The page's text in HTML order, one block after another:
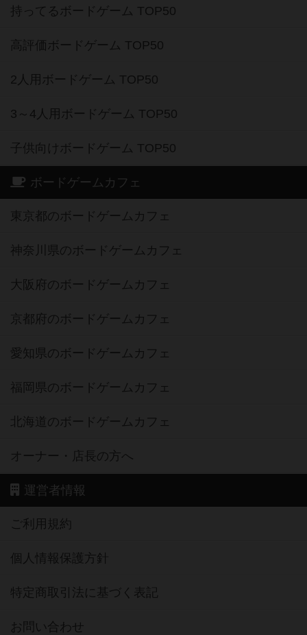
持ってるボードゲーム TOP50
高評価ボードゲーム TOP50
2人用ボードゲーム TOP50
3～4人用ボードゲーム TOP50
子供向けボードゲーム TOP50
ボードゲームカフェ
東京都のボードゲームカフェ
神奈川県のボードゲームカフェ
大阪府のボードゲームカフェ
京都府のボードゲームカフェ
愛知県のボードゲームカフェ
福岡県のボードゲームカフェ
北海道のボードゲームカフェ
オーナー・店長の方へ
運営者情報
ご利用規約
個人情報保護方針
特定商取引法に基づく表記
お問い合わせ